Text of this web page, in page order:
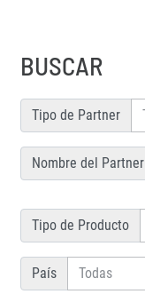
BUSCAR
Tipo de Partner
Nombre del Partner
Tipo de Producto
País